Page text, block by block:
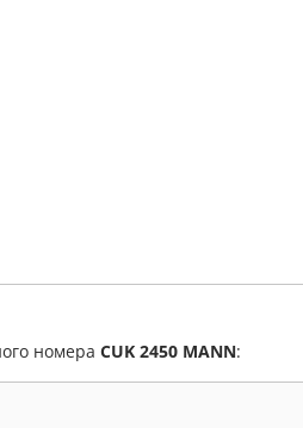
номера CUK 2450 MANN: